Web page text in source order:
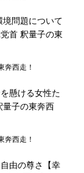
境問題について
首 釈量子の東
奔西走！
懸ける女性た
量子の東奔西
奔西走！
由の尊さ【幸
ましょうか